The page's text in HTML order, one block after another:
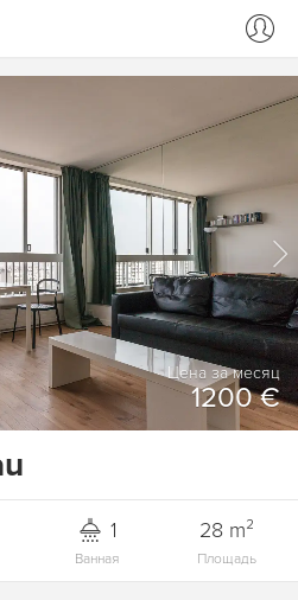
Цена за месяц
1200 €
Ванная
1
Площадь
28 m²